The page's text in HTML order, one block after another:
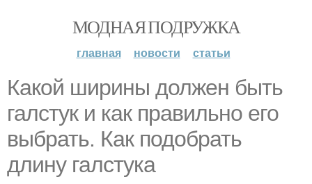
МОДНАЯ ПОДРУЖКА
главная новости статьи
Какой ширины должен быть
галстук и как правильно его
выбрать. Как подобрать
длину галстука